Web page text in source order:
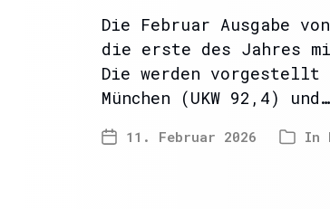
Die Februar Ausgabe
die erste des Jahres
Die werden vorgestellt
München (UKW 92,4) und…
11. Februar 2026 In